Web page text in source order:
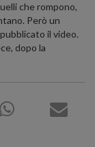
che rompono,
Però un
il video.
dopo la